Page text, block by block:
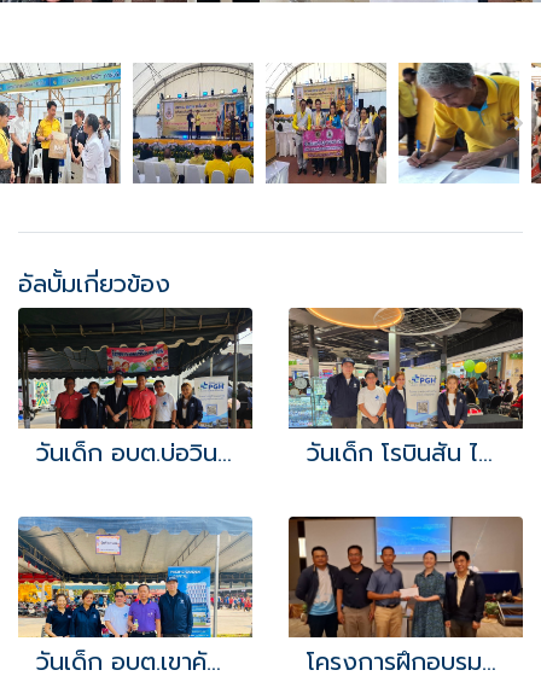
อัลบั้มเกี่ยวข้อง
วันเด็ก อบต.บ่อวิน 2567 วันเด็ก โรบินสัน ไลฟ์สไตล์ บ่อวิน
วันเด็ก อบต.เขาคันทรง 2567 โครงการฝึกอบรมและสัมมนาศึกษาดูงานเพื่อพัฒนาศักยภาพเครือข่ายแกนนำด้านสุขภาพ (อสม.) ประจำปีงบประมาณ 2567